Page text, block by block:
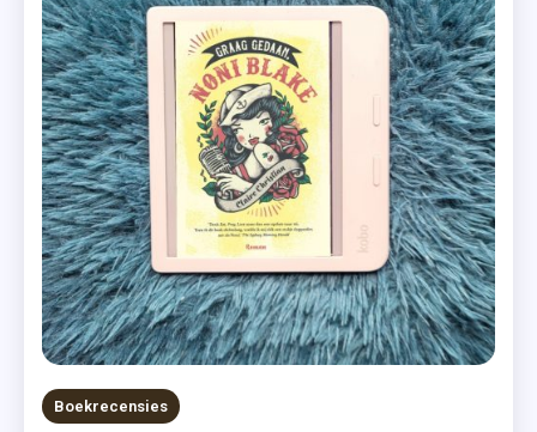
Uitgeverij
Rainbow
,
We
Were
Liars
,
Wij
Leugenaars
,
Young
Adult
Boekrecensies